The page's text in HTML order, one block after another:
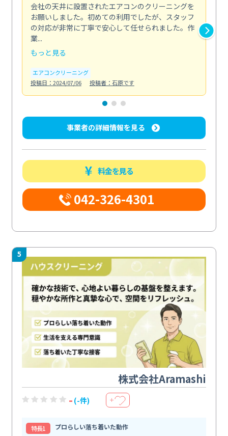
会社の天井に設置されたエアコンのクリーニングを
お願いしました。初めての利用でしたが、スタッフ
の対応が非常に丁寧で安心して任せられました。作
業...
もっと見る
エアコンクリーニング
投稿日：2024/07/06
投稿者：石原です
事業者の詳細情報を見る
料金を見る
042-326-4301
5
株式会社Aramashi
- (-件) ＋
特⻑1
プロらしい落ち着いた動作